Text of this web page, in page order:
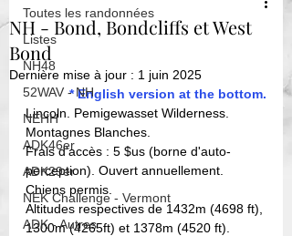
Toutes les randonnées
Listes
NH48
52WAV - NH
NEHH
ADK46er
ADK29er
NEK Challenge - Vermont
ADK - Autres
NH - Bond, Bondcliffs et West
Bond
Dernière mise à jour : 1 juin 2025
* English version at the bottom.
Lincoln. Pemigewasset Wilderness.
Montagnes Blanches.
Frais d'accès : 5 $us (borne d'auto-
perception). Ouvert annuellement.
Chiens permis.
Altitudes respectives de 1432m (4698 ft),
1300m (4265ft) et 1378m (4520 ft).